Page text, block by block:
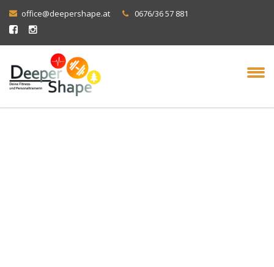
office@deepershape.at 0676/36 57 881